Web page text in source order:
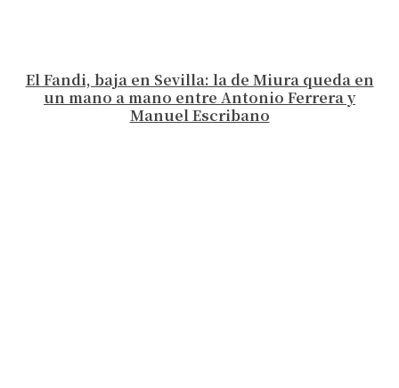
El Fandi, baja en Sevilla: la de Miura queda en
un mano a mano entre Antonio Ferrera y
Manuel Escribano